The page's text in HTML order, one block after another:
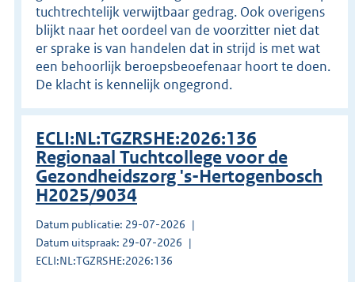
tuchtrechtelijk verwijtbaar gedrag. Ook overigens
blijkt naar het oordeel van de voorzitter niet dat
er sprake is van handelen dat in strijd is met wat
een behoorlijk beroepsbeoefenaar hoort te doen.
De klacht is kennelijk ongegrond.
ECLI:NL:TGZRSHE:2026:136
Regionaal Tuchtcollege voor de
Gezondheidszorg 's-Hertogenbosch
H2025/9034
Datum publicatie: 29-07-2026
Datum uitspraak: 29-07-2026
ECLI:NL:TGZRSHE:2026:136